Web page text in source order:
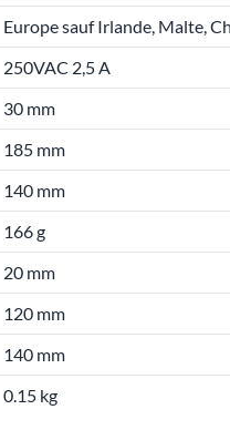
Europe sauf Irlande, Malte,
250VAC 2,5 A
30 mm
185 mm
140 mm
166 g
20 mm
120 mm
140 mm
0.15 kg